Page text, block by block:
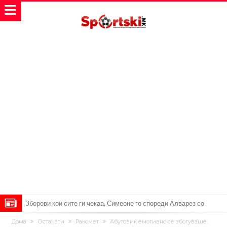
Зборови кои сите ги чекаа, Симеоне го спореди Алварез со
Гризман
Реал Мадрид ја прекинува потрагата по нов играч за врска
Дома Останати Ракомет
Абутовиќ емотивно се збогуваше: